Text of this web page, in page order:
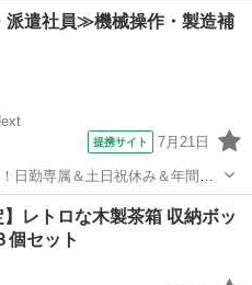
家具 茶箱
遣社員≫機械操作・製造補
提携サイト 7月21日
日勤専属＆土日祝休み＆年間休
カー通勤OK＆無料駐車場あり
茨城県常陸大宮市》 人気の
の他
】レトロな木製茶箱 収納ボッ
セット